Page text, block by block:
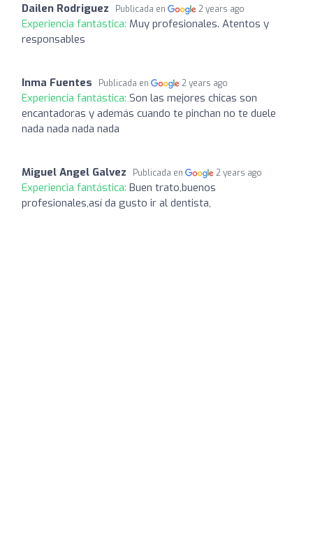
Dailen Rodriguez Publicada en 2 years ago
Experiencia fantástica: Muy profesionales. Atentos y
responsables
Inma Fuentes Publicada en 2 years ago
Experiencia fantástica: Son las mejores chicas son
encantadoras y además cuando te pinchan no te duele
nada nada nada nada
Miguel Angel Galvez Publicada en 2 years ago
Experiencia fantástica: Buen trato,buenos
profesionales,así da gusto ir al dentista,